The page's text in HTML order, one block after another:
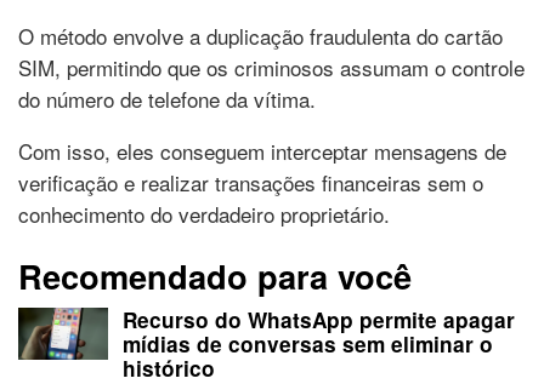
O método envolve a duplicação fraudulenta do cartão
SIM, permitindo que os criminosos assumam o controle
do número de telefone da vítima.
Com isso, eles conseguem interceptar mensagens de
verificação e realizar transações financeiras sem o
conhecimento do verdadeiro proprietário.
Recomendado para você
Recurso do WhatsApp permite apagar
mídias de conversas sem eliminar o
histórico